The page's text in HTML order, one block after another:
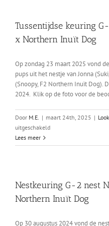
Elandhond
x
Dog
7
juni
2026
Tussentijdse keuring
x Northern Inuït Dog
Op zondag 23 maart 2025 vond
pups uit het nestje van Jonna
(Snoopy, F2 Northern Inuït Dog).
2024. Klik op de foto voor de
Door M.E. | maart 24th, 2025 |
uitgeschakeldvoor
keuring
Noorse
Elandhond
Lees meer
Nestkeuring G-2 nest
Northern Inuït Dog
Op 30 augustus 2024 vond de